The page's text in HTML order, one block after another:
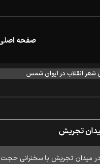
صفحه
انقلاب در ایوان شمس
تجریش
در میدان تجریش با سخنرانی